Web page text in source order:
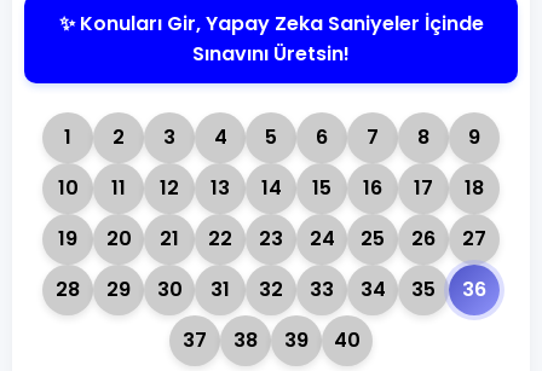
✨ Konuları Gir, Yapay Zeka Saniyeler İçinde
Sınavını Üretsin!
1 2 3 4 5 6 7 8
9
10
11 12 13 14 15 16 17
18
19
20 21 22 23 24 25 26
27
28
29 30 31 32 33 34 35
36
37
38 39 40